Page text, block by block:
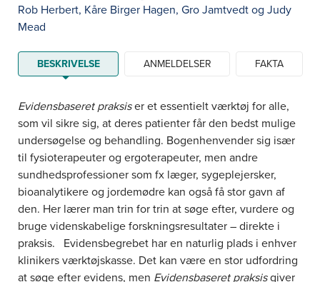
Rob Herbert, Kåre Birger Hagen, Gro Jamtvedt og Judy
Mead
BESKRIVELSE ANMELDELSER FAKTA
Evidensbaseret praksiser et essentielt værktøj for alle,
som vil sikre sig, at deres patienter får den bedst mulige
undersøgelse og behandling. Bogenhenvender sig især
til fysioterapeuter og ergoterapeuter, men andre
sundhedsprofessioner som fx læger, sygeplejersker,
bioanalytikere og jordemødre kan også få stor gavn af
den. Her lærer man trin for trin at søge efter, vurdere og
bruge videnskabelige forskningsresultater – direkte i
praksis. Evidensbegrebet har en naturlig plads i enhver
klinikers værktøjskasse. Det kan være en stor udfordring
at søge efter evidens, men Evidensbaseret praksisgiver